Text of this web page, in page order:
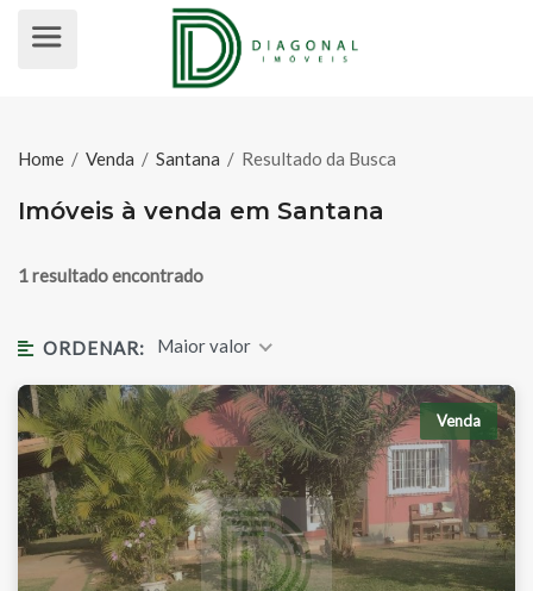
Home / Venda / Santana / Resultado da Busca
Imóveis à venda em Santana
1 resultado encontrado
ORDENAR: Maior valor
Venda